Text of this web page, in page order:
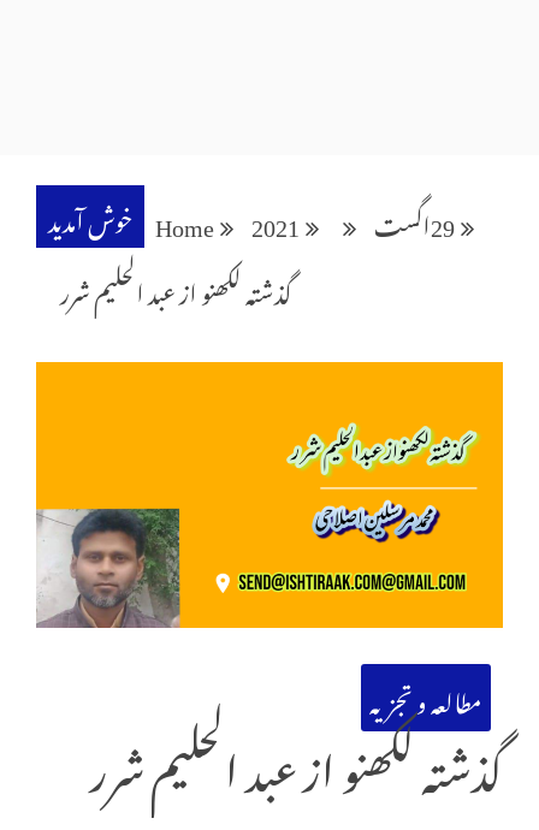
خوش آمدید Home 2021 اگست29
گذشتہ لکھنو از عبد الحلیم شرر
مطالعہ و تجزیہ
گذشتہ لکھنو از عبد الحلیم شرر